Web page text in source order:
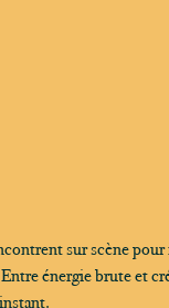
sur scène
énergie brute et